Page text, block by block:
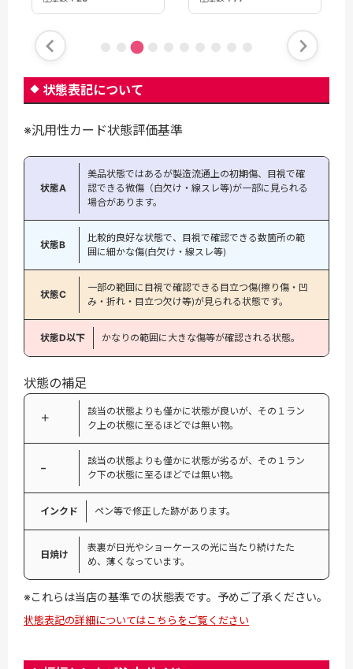
状態表記について
※汎用性カード状態評価基準
状態A
美品状態ではあるが製造流通上の初期傷、目視で確
認できる微傷（白欠け・線スレ等)が一部に見られる
場合があります。
状態B
比較的良好な状態で、目視で確認できる数箇所の範
囲に細かな傷(白欠け・線スレ等)
状態C
一部の範囲に目視で確認できる目立つ傷(擦り傷・凹
み・折れ・目立つ欠け等)が見られる状態です。
状態D以下 かなりの範囲に大きな傷等が確認される状態。
状態の補足
＋
該当の状態よりも僅かに状態が良いが、その１ラン
ク上の状態に至るほどでは無い物。
−
該当の状態よりも僅かに状態が劣るが、その１ラン
ク下の状態に至るほどでは無い物。
インクド ペン等で修正した跡があります。
日焼け
表裏が日光やショーケースの光に当たり続けたた
め、薄くなっています。
※これらは当店の基準での状態表です。予めご了承ください。
状態表記の詳細についてはこちらをご覧ください